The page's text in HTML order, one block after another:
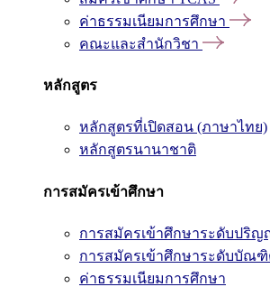
ค่าธรรมเนียมการศึกษา
คณะและสำนักวิชา
หลักสูตร
หลักสูตรที่เปิดสอน (ภาษาไทย)
หลักสูตรนานาชาติ
การสมัครเข้าศึกษา
การสมัครเข้าศึกษาระดับปริ
การสมัครเข้าศึกษาระดับบัณ
ค่าธรรมเนียมการศึกษา